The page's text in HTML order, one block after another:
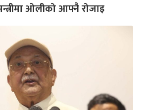
ओलीको आफ्नै रोजाइ